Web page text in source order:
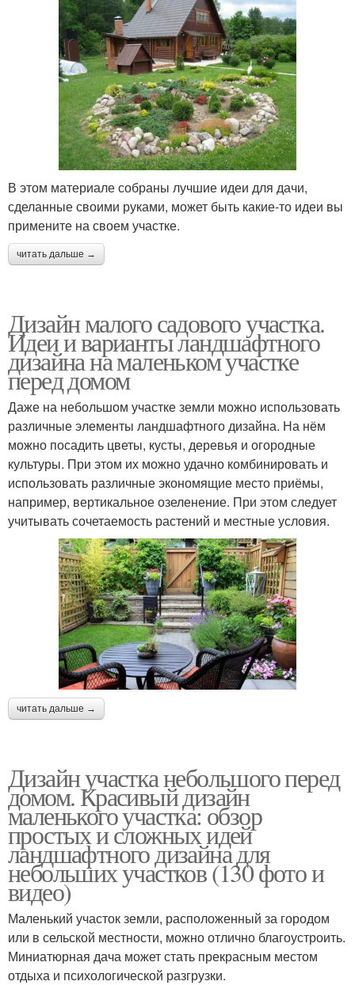
В этом материале собраны лучшие идеи для дачи,
сделанные своими руками, может быть какие-то идеи вы
примените на своем участке.
читать дальше →
Дизайн малого садового участка.
Идеи и варианты ландшафтного
дизайна на маленьком участке
перед домом
Даже на небольшом участке земли можно использовать
различные элементы ландшафтного дизайна. На нём
можно посадить цветы, кусты, деревья и огородные
культуры. При этом их можно удачно комбинировать и
использовать различные экономящие место приёмы,
например, вертикальное озеленение. При этом следует
учитывать сочетаемость растений и местные условия.
читать дальше →
Дизайн участка небольшого перед
домом. Красивый дизайн
маленького участка: обзор
простых и сложных идей
ландшафтного дизайна для
небольших участков (130 фото и
видео)
Маленький участок земли, расположенный за городом
или в сельской местности, можно отлично благоустроить.
Миниатюрная дача может стать прекрасным местом
отдыха и психологической разгрузки.